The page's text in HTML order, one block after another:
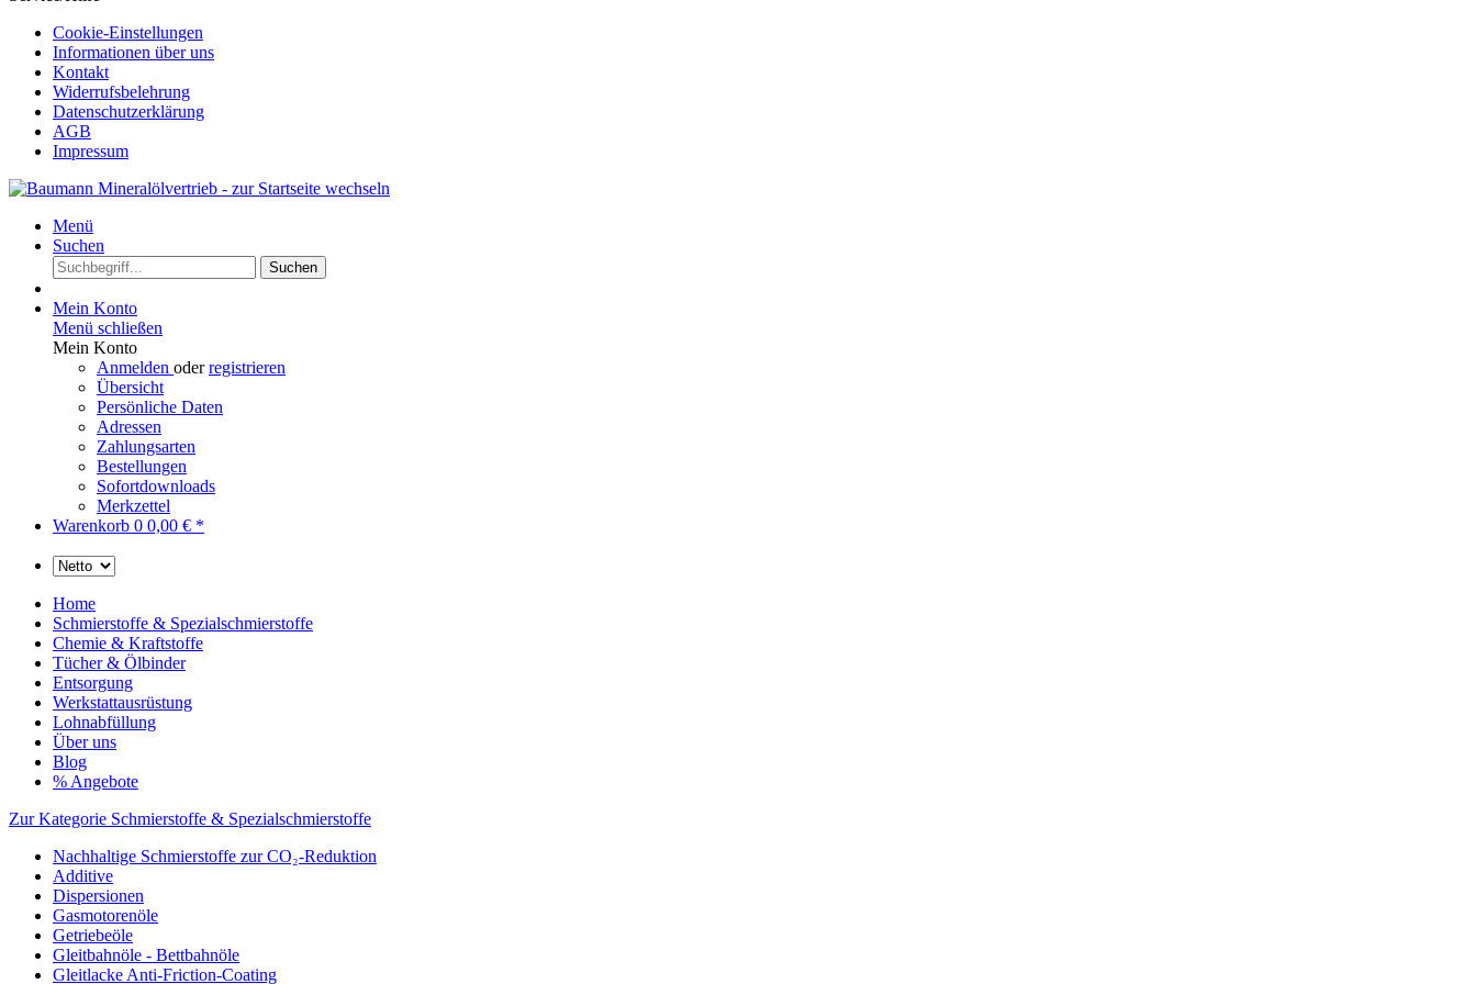
Cookie-Einstellungen
Informationen über uns
Kontakt
Widerrufsbelehrung
Datenschutzerklärung
AGB
Impressum
Menü
Suchen
Suchen
Mein Konto
Menü schließen
Mein Konto
Anmelden oderregistrieren
Übersicht
Persönliche Daten
Adressen
Zahlungsarten
Bestellungen
Sofortdownloads
Merkzettel
Warenkorb 0 0,00 € *
Home
Schmierstoffe & Spezialschmierstoffe
Chemie & Kraftstoffe
Tücher & Ölbinder
Entsorgung
Werkstattausrüstung
Lohnabfüllung
Über uns
Blog
% Angebote
Zur Kategorie Schmierstoffe & Spezialschmierstoffe
Nachhaltige Schmierstoffe zur CO₂-Reduktion
Additive
Dispersionen
Gasmotorenöle
Getriebeöle
Gleitbahnöle - Bettbahnöle
Gleitlacke Anti-Friction-Coating